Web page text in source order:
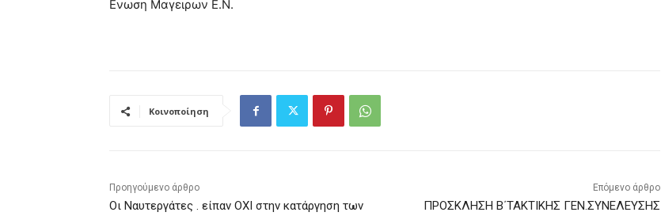
Ενωση Μαγειρων Ε.Ν.
Κοινοποίηση
Προηγούμενο άρθρο
Οι Ναυτεργάτες . είπαν ΟΧΙ στην κατάργηση των
Επόμενο άρθρο
ΠΡΟΣΚΛΗΣΗ Β΄ΤΑΚΤΙΚΗΣ ΓΕΝ.ΣΥΝΕΛΕΥΣΗΣ